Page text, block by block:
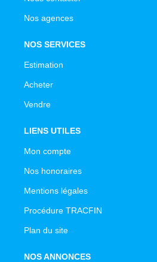
Nos agences
NOS SERVICES
Estimation
Acheter
Vendre
LIENS UTILES
Mon compte
Nos honoraires
Mentions légales
Procédure TRACFIN
Plan du site
NOS ANNONCES